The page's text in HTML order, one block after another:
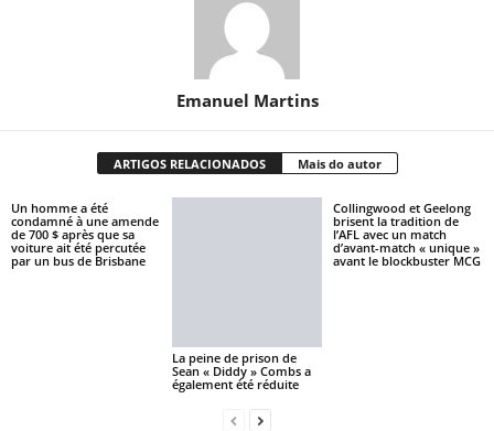
Emanuel Martins
ARTIGOS RELACIONADOS Mais do autor
Un homme a été
condamné à une amende
de 700 $ après que sa
voiture ait été percutée
par un bus de Brisbane
La peine de prison de
Sean « Diddy » Combs a
également été réduite
Collingwood et Geelong
brisent la tradition de
l’AFL avec un match
d’avant-match « unique »
avant le blockbuster MCG